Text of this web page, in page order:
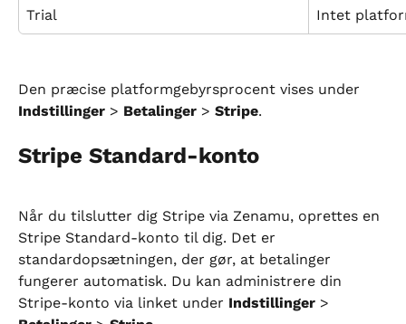
Trial Intet
Den præcise platformgebyrsprocent vises under
Indstillinger > Betalinger > Stripe.
Stripe Standard-konto
Når du tilslutter dig Stripe via Zenamu, oprettes en
Stripe Standard-konto til dig. Det er
standardopsætningen, der gør, at betalinger
fungerer automatisk. Du kan administrere din
Stripe-konto via linket under Indstillinger >